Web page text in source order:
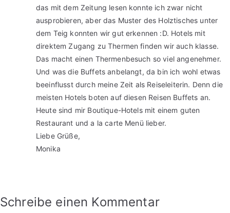
das mit dem Zeitung lesen konnte ich zwar nicht
ausprobieren, aber das Muster des Holztisches unter
dem Teig konnten wir gut erkennen :D. Hotels mit
direktem Zugang zu Thermen finden wir auch klasse.
Das macht einen Thermenbesuch so viel angenehmer.
Und was die Buffets anbelangt, da bin ich wohl etwas
beeinflusst durch meine Zeit als Reiseleiterin. Denn die
meisten Hotels boten auf diesen Reisen Buffets an.
Heute sind mir Boutique-Hotels mit einem guten
Restaurant und a la carte Menü lieber.
Liebe Grüße,
Monika
Schreibe einen Kommentar